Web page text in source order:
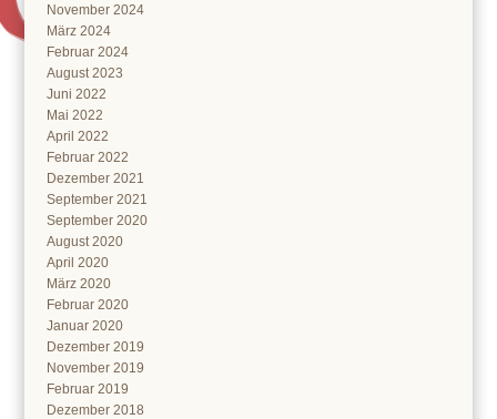
November 2024
März 2024
Februar 2024
August 2023
Juni 2022
Mai 2022
April 2022
Februar 2022
Dezember 2021
September 2021
September 2020
August 2020
April 2020
März 2020
Februar 2020
Januar 2020
Dezember 2019
November 2019
Februar 2019
Dezember 2018